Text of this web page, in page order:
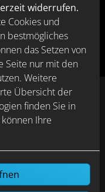
widerrufen.
Cookies und
bestmögliches
das Setzen von
Seite nur mit den
Weitere
Übersicht der
finden Sie in
Ihre